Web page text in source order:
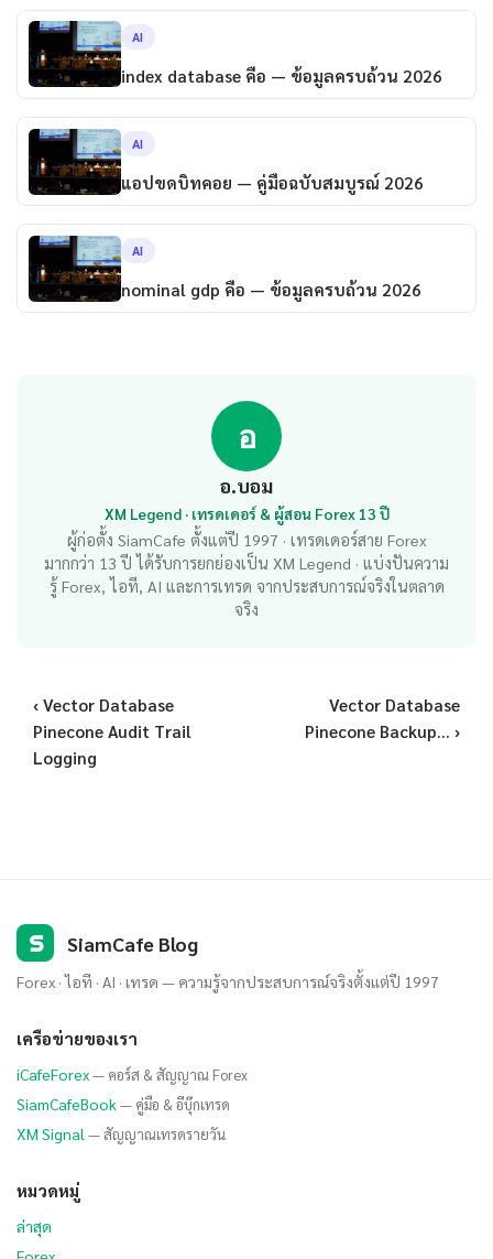
AI
index database คือ — ข้อมูลครบถ้วน 2026
AI
แอปขดบิทคอย — คู่มือฉบับสมบูรณ์ 2026
AI
nominal gdp คือ — ข้อมูลครบถ้วน 2026
อ
อ.บอม
XM Legend · เทรดเดอร์ & ผู้สอน Forex 13 ปี
ผู้ก่อตั้ง SiamCafe ตั้งแต่ปี 1997 · เทรดเดอร์สาย Forex
มากกว่า 13 ปี ได้รับการยกย่องเป็น XM Legend · แบ่งปันความ
รู้ Forex, ไอที, AI และการเทรด จากประสบการณ์จริงในตลาด
จริง
‹ Vector Database
Pinecone Audit Trail
Logging
Vector Database
Pinecone Backup... ›
S SiamCafe Blog
Forex · ไอที · AI · เทรด — ความรู้จากประสบการณ์จริงตั้งแต่ปี 1997
เครือข่ายของเรา
iCafeForex— คอร์ส & สัญญาณ Forex
SiamCafeBook— คู่มือ & อีบุ๊กเทรด
XM Signal — สัญญาณเทรดรายวัน
หมวดหมู่
ล่าสุด